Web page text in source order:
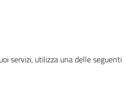
servizi, utilizza una delle seguenti